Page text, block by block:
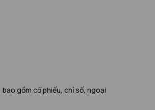
gồm cổ phiếu, chỉ số, ngoại